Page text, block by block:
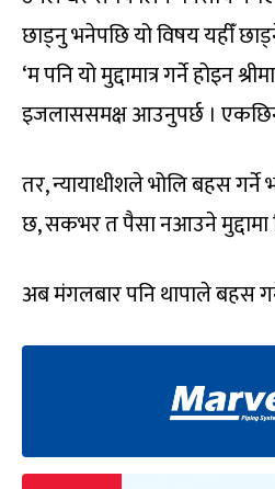
छाड्नु भनेपछि यो विषय यहीँ
‘म पनि यो मुद्दामात्र गर्ने होइन
इजलाससमक्ष आउनुपर्छ ।
तर, न्यायाधीशले भोलि बहस गर्ने
छ, सकभर त पैसा नआउने मुद्दामा
अब मंगलबार पनि थापाले बहस